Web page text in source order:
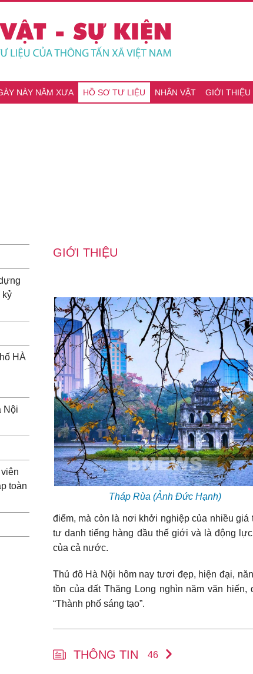
NÀY NĂM XƯA HỒ SƠ TƯ LIỆU NHÂN VẬT GIỚI THIỆU
kỷ
HÀ
Nội
toàn
GIỚI THIỆU
Tháp Rùa (Ảnh Đức Hạnh)
điểm, mà còn là nơi khởi nghiệp của nhiều
tư danh tiếng hàng đầu thế giới và là động
của cả nước.
Thủ đô Hà Nội hôm nay tươi đẹp, hiện đại,
tồn của đất Thăng Long nghìn năm văn
“Thành phố sáng tạo”.
THÔNG TIN 46